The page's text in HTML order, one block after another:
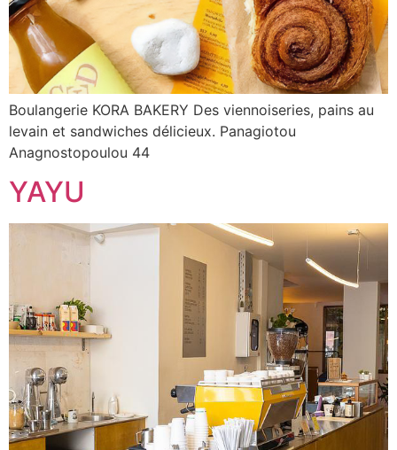
Boulangerie KORA BAKERY Des viennoiseries, pains au
levain et sandwiches délicieux. Panagiotou
Anagnostopoulou 44
YAYU